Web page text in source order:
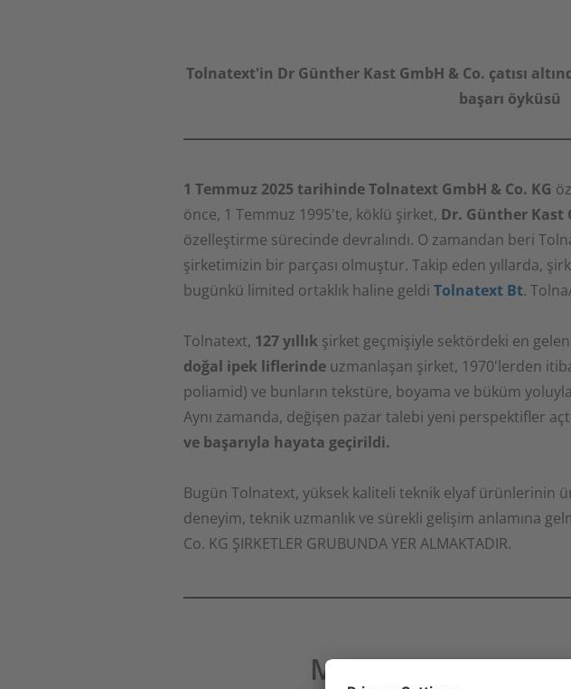
Tolnatext'in Dr Günther Kast GmbH & Co. çatısı
başarı öyküsü
1 Temmuz 2025 tarihinde Tolnatext GmbH & Co. KG
önce, 1 Temmuz 1995'te, köklü şirket, Dr. Günther Kast
özelleştirme sürecinde devralındı. O zamandan beri
şirketimizin bir parçası olmuştur. Takip eden yıllarda,
bugünkü limited ortaklık haline geldi Tolnatext Bt.
Tolnatext, 127 yıllıkşirket geçmişiyle sektördeki en
doğal ipek liflerindeuzmanlaşan şirket, 1970'lerden
poliamid) ve bunların tekstüre, boyama ve büküm
Aynı zamanda, değişen pazar talebi yeni perspektifler
ve başarıyla hayata geçirildi.
Bugün Tolnatext, yüksek kaliteli teknik elyaf ürünlerinin
deneyim, teknik uzmanlık ve sürekli gelişim anlamına
Co. KG ŞIRKETLER GRUBUNDA YER ALMAKTADIR.
MUTLU YILLAR